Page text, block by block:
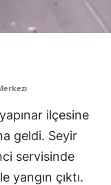
ilçesine
geldi. Seyir
servisinde
yangın çıktı.